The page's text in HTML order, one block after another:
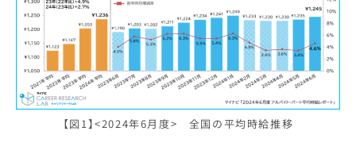
【図1】<2024年6月度> 全国の平均時給推移